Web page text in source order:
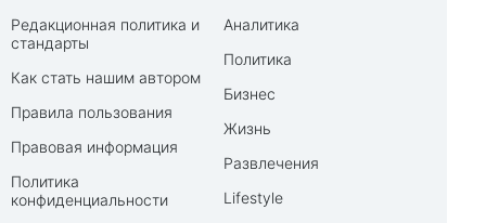
Редакционная политика и
стандарты
Как стать нашим автором
Правила пользования
Правовая информация
Политика
конфиденциальности
Аналитика
Политика
Бизнес
Жизнь
Развлечения
Lifestyle